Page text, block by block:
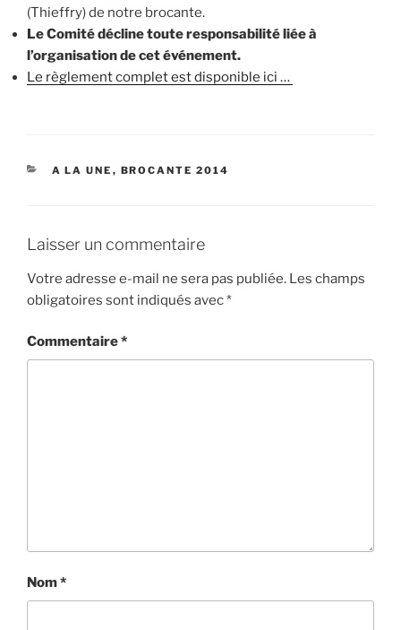
(Thieffry) de notre brocante.
Le Comité décline toute responsabilité liée à
l’organisation de cet événement.
Le règlement complet est disponible ici …
CATÉGORIES
A LA UNE , BROCANTE 2014
Laisser un commentaire
Votre adresse e-mail ne sera pas publiée. Les champs
obligatoires sont indiqués avec*
Commentaire*
Nom*